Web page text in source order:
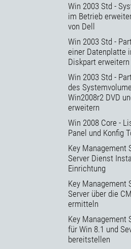
Win 2003 Std -
im Betrieb
von Dell
Win 2003 Std -
einer Datenplatte
Diskpart erweitern
Win 2003 Std -
des
Win2008r2 DVD
erweitern
Win 2008 Core -
Panel und Konfig
Key Management
Server Dienst
Einrichtung
Key Management
Server über die
ermitteln
Key Management
für Win 8.1 und
bereitstellen